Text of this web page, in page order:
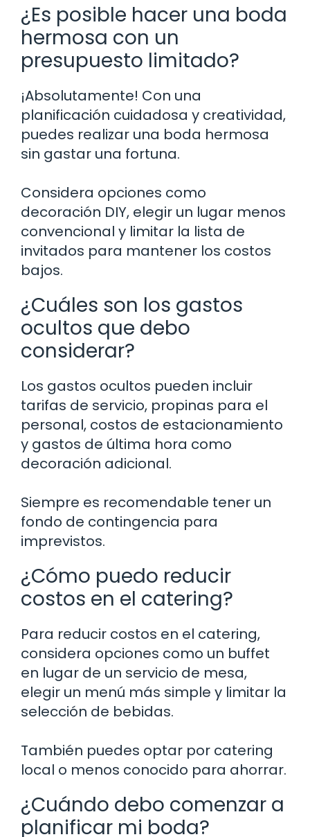
¿Es posible hacer una boda
hermosa con un
presupuesto limitado?
¡Absolutamente! Con una
planificación cuidadosa y creatividad,
puedes realizar una boda hermosa
sin gastar una fortuna.
Considera opciones como
decoración DIY, elegir un lugar menos
convencional y limitar la lista de
invitados para mantener los costos
bajos.
¿Cuáles son los gastos
ocultos que debo
considerar?
Los gastos ocultos pueden incluir
tarifas de servicio, propinas para el
personal, costos de estacionamiento
y gastos de última hora como
decoración adicional.
Siempre es recomendable tener un
fondo de contingencia para
imprevistos.
¿Cómo puedo reducir
costos en el catering?
Para reducir costos en el catering,
considera opciones como un buffet
en lugar de un servicio de mesa,
elegir un menú más simple y limitar la
selección de bebidas.
También puedes optar por catering
local o menos conocido para ahorrar.
¿Cuándo debo comenzar a
planificar mi boda?